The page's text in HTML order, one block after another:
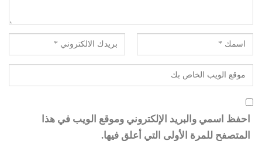
احفظ اسمي والبريد الإلكتروني وموقع الويب في هذا
المتصفح للمرة الأولى التي أعلق فيها.